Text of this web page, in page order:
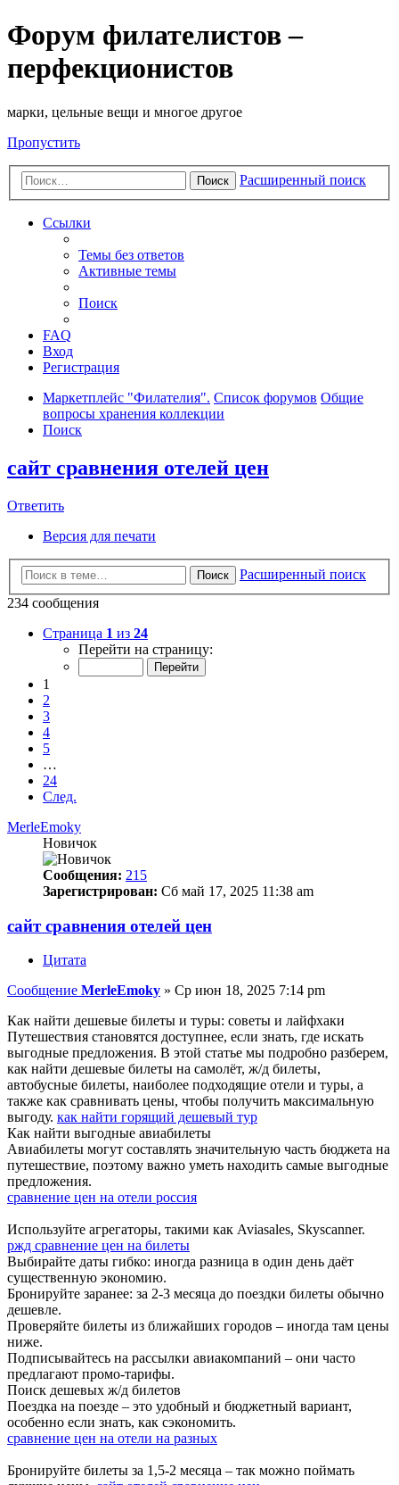
Форум филателистов –
перфекционистов
марки, цельные вещи и многое другое
Пропустить
Поиск Расширенный поиск
Ссылки
Темы без ответов
Активные темы
Поиск
FAQ
Вход
Регистрация
Маркетплейс "Филателия". Список форумов Общие
вопросы хранения коллекции
Поиск
сайт сравнения отелей цен
Ответить
Версия для печати
Поиск
Расширенный поиск
234 сообщения
Страница 1 из 24
Перейти на страницу:
1
2
3
4
5
…
24
След.
MerleEmoky
Новичок
Сообщения: 215
Зарегистрирован: Сб май 17, 2025 11:38 am
сайт сравнения отелей цен
Цитата
Сообщение MerleEmoky » Ср июн 18, 2025 7:14 pm
Как найти дешевые билеты и туры: советы и лайфхаки
Путешествия становятся доступнее, если знать, где искать
выгодные предложения. В этой статье мы подробно разберем,
как найти дешевые билеты на самолёт, ж/д билеты,
автобусные билеты, наиболее подходящие отели и туры, а
также как сравнивать цены, чтобы получить максимальную
выгоду. как найти горящий дешевый тур
Как найти выгодные авиабилеты
Авиабилеты могут составлять значительную часть бюджета на
путешествие, поэтому важно уметь находить самые выгодные
предложения.
сравнение цен на отели россия
Используйте агрегаторы, такими как Aviasales, Skyscanner.
ржд сравнение цен на билеты
Выбирайте даты гибко: иногда разница в один день даёт
существенную экономию.
Бронируйте заранее: за 2-3 месяца до поездки билеты обычно
дешевле.
Проверяйте билеты из ближайших городов – иногда там цены
ниже.
Подписывайтесь на рассылки авиакомпаний – они часто
предлагают промо-тарифы.
Поиск дешевых ж/д билетов
Поездка на поезде – это удобный и бюджетный вариант,
особенно если знать, как сэкономить.
сравнение цен на отели на разных
Бронируйте билеты за 1,5-2 месяца – так можно поймать